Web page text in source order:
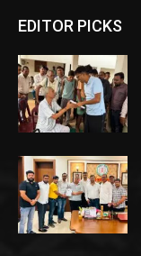
EDITOR PICKS